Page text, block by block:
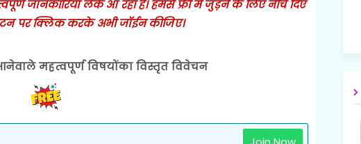
जानकारियाँ लेके आ रहा है। हमसे फ्री में जुड़ने के लिए नीचे दिए
पर क्लिक करके अभी जॉईन कीजिए।
महत्वपूर्ण विषयोंका विस्तृत विवेचन